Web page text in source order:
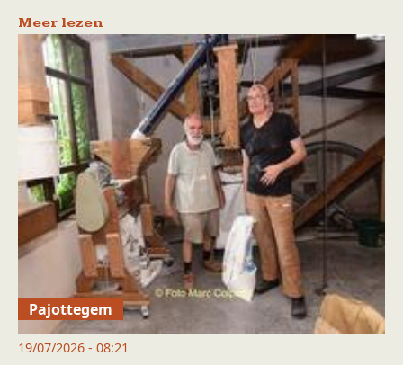
Meer lezen
Pajottegem
19/07/2026 - 08:21